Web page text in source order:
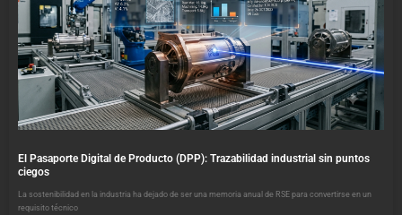
El Pasaporte Digital de Producto (DPP): Trazabilidad industrial sin puntos
ciegos
La sostenibilidad en la industria ha dejado de ser una memoria anual de RSE para convertirse en un
requisito técnico